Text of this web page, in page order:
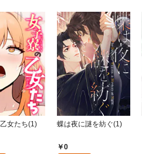
女たち(1) 蝶は夜に謎を紡ぐ(1)
0